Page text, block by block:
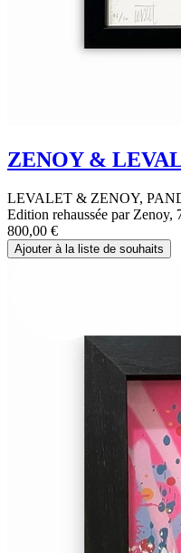
ZENOY &
LEVALET & ZENOY,
Edition rehaussée par Zenoy,
800,00 €
Ajouter à la liste de souhaits